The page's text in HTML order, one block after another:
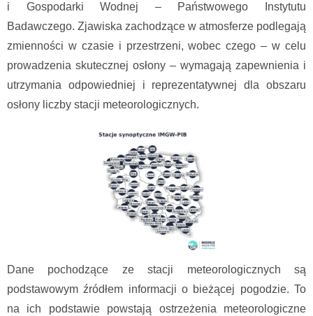
i Gospodarki Wodnej – Państwowego Instytutu
Badawczego. Zjawiska zachodzące w atmosferze podlegają
zmienności w czasie i przestrzeni, wobec czego – w celu
prowadzenia skutecznej osłony – wymagają zapewnienia i
utrzymania odpowiedniej i reprezentatywnej dla obszaru
osłony liczby stacji meteorologicznych.
Dane pochodzące ze stacji meteorologicznych są
podstawowym źródłem informacji o bieżącej pogodzie. To
na ich podstawie powstają ostrzeżenia meteorologiczne